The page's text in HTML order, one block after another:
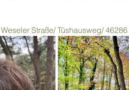
Straße/ Tüshausweg/